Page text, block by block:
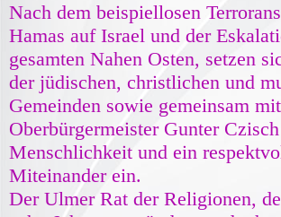
Nach dem beispiellosen
Hamas auf Israel und der
gesamten Nahen Osten, setzen
der jüdischen, christlichen und
Gemeinden sowie gemeinsam mit
Oberbürgermeister Gunter
Menschlichkeit und ein
Miteinander ein.
Der Ulmer Rat der Religionen,